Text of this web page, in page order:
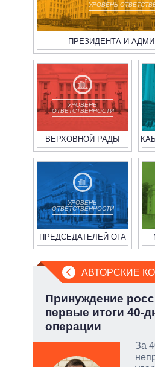
УРОВЕНЬ
ПРЕЗИДЕНТА И
УРОВЕНЬ
ОТВЕТСТВЕННОСТИ
ВЕРХОВНОЙ РАДЫ
УРОВЕНЬ
ОТВЕТСТВЕННОСТИ
ПРЕДСЕДАТЕЛЕЙ ОГА
АВТОРСКИЕ
Принуждение
первые итоги 40-
операции
За